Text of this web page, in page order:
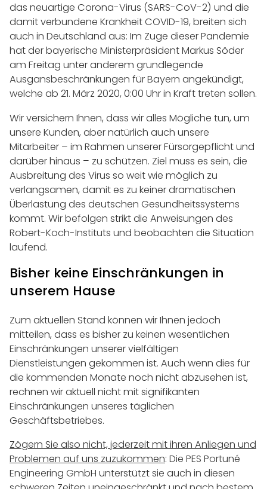
das neuartige Corona-Virus (SARS-CoV-2) und die
damit verbundene Krankheit COVID-19, breiten sich
auch in Deutschland aus: Im Zuge dieser Pandemie
hat der bayerische Ministerpräsident Markus Söder
am Freitag unter anderem grundlegende
Ausgansbeschränkungen für Bayern angekündigt,
welche ab 21. März 2020, 0:00 Uhr in Kraft treten sollen.
Wir versichern Ihnen, dass wir alles Mögliche tun, um
unsere Kunden, aber natürlich auch unsere
Mitarbeiter – im Rahmen unserer Fürsorgepflicht und
darüber hinaus – zu schützen. Ziel muss es sein, die
Ausbreitung des Virus so weit wie möglich zu
verlangsamen, damit es zu keiner dramatischen
Überlastung des deutschen Gesundheitssystems
kommt. Wir befolgen strikt die Anweisungen des
Robert-Koch-Instituts und beobachten die Situation
laufend.
Bisher keine Einschränkungen in
unserem Hause
Zum aktuellen Stand können wir Ihnen jedoch
mitteilen, dass es bisher zu keinen wesentlichen
Einschränkungen unserer vielfältigen
Dienstleistungen gekommen ist. Auch wenn dies für
die kommenden Monate noch nicht abzusehen ist,
rechnen wir aktuell nicht mit signifikanten
Einschränkungen unseres täglichen
Geschäftsbetriebes.
Zögern Sie also nicht, jederzeit mit ihren Anliegen und
Problemen auf uns zuzukommen: Die PES Portuné
Engineering GmbH unterstützt sie auch in diesen